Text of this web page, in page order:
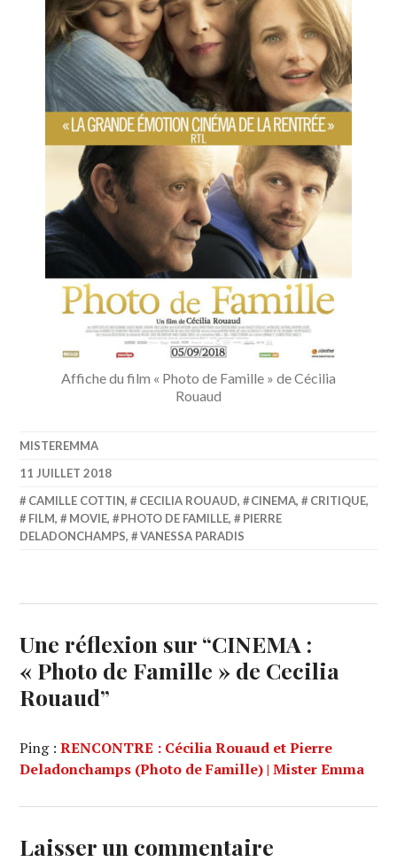
Affiche du film « Photo de Famille » de Cécilia
Rouaud
MISTEREMMA
11 JUILLET 2018
CAMILLE COTTIN, CECILIA ROUAUD, CINEMA, CRITIQUE,
FILM, MOVIE, PHOTO DE FAMILLE,
PIERRE
DELADONCHAMPS, VANESSA PARADIS
Une réflexion sur “CINEMA :
« Photo de Famille » de Cecilia
Rouaud”
Ping :RENCONTRE : Cécilia Rouaud et Pierre
Deladonchamps (Photo de Famille) | Mister Emma
Laisser un commentaire